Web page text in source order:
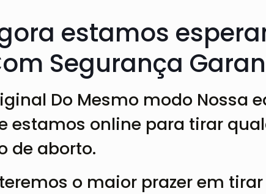
estamos
Segurança
Do Mesmo modo Nossa
estamos online para tirar
de aborto.
o maior prazer em